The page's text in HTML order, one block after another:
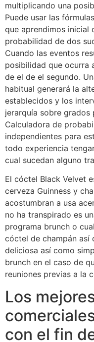
multiplicando una
Puede usar las
que aprendimos inicial
probabilidad de dos
Cuando las eventos
posibilidad que ocurra
de el de el segundo.
habitual generará la
establecidos y los
jerarquía sobre grados
Calculadora de
independientes para
todo experiencia
cual sucedan alguno
El cóctel Black Velvet
cerveza Guinness y
acostumbran a usa
no ha transpirado es
programa brunch o
cóctel de champán así­
deliciosa así­ como
brunch en el caso de
reuniones previas a la
Los
con el fin